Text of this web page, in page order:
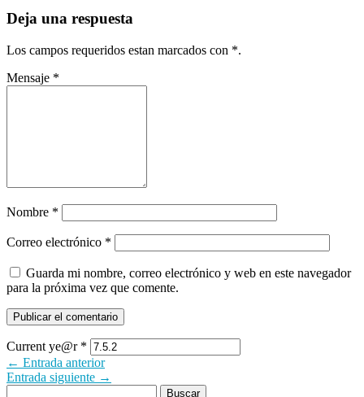
Deja una respuesta
Los campos requeridos estan marcados con *.
Mensaje *
Nombre *
Correo electrónico *
Guarda mi nombre, correo electrónico y web en este navegador
para la próxima vez que comente.
Current ye@r *
← Entrada anterior
Entrada siguiente →